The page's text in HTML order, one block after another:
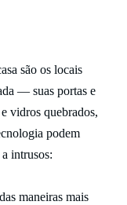
são os locais
— suas portas e
vidros quebrados,
podem
intrusos:
maneiras mais